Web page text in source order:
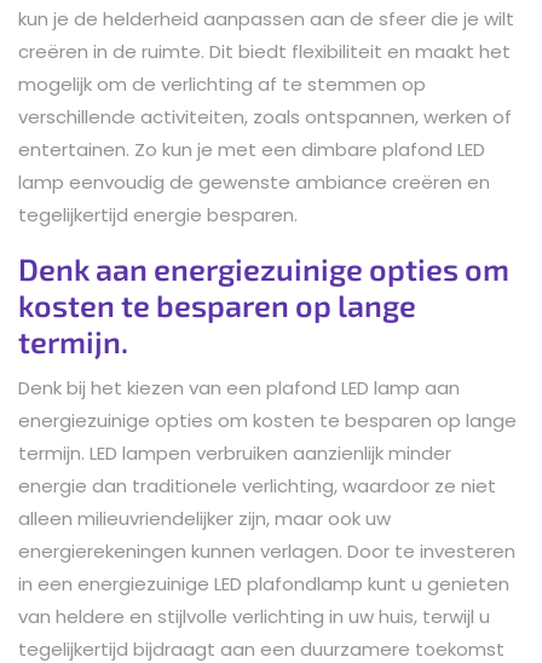
kun je de helderheid aanpassen aan de sfeer die je wilt
creëren in de ruimte. Dit biedt flexibiliteit en maakt het
mogelijk om de verlichting af te stemmen op
verschillende activiteiten, zoals ontspannen, werken of
entertainen. Zo kun je met een dimbare plafond LED
lamp eenvoudig de gewenste ambiance creëren en
tegelijkertijd energie besparen.
Denk aan energiezuinige opties om
kosten te besparen op lange
termijn.
Denk bij het kiezen van een plafond LED lamp aan
energiezuinige opties om kosten te besparen op lange
termijn. LED lampen verbruiken aanzienlijk minder
energie dan traditionele verlichting, waardoor ze niet
alleen milieuvriendelijker zijn, maar ook uw
energierekeningen kunnen verlagen. Door te investeren
in een energiezuinige LED plafondlamp kunt u genieten
van heldere en stijlvolle verlichting in uw huis, terwijl u
tegelijkertijd bijdraagt aan een duurzamere toekomst